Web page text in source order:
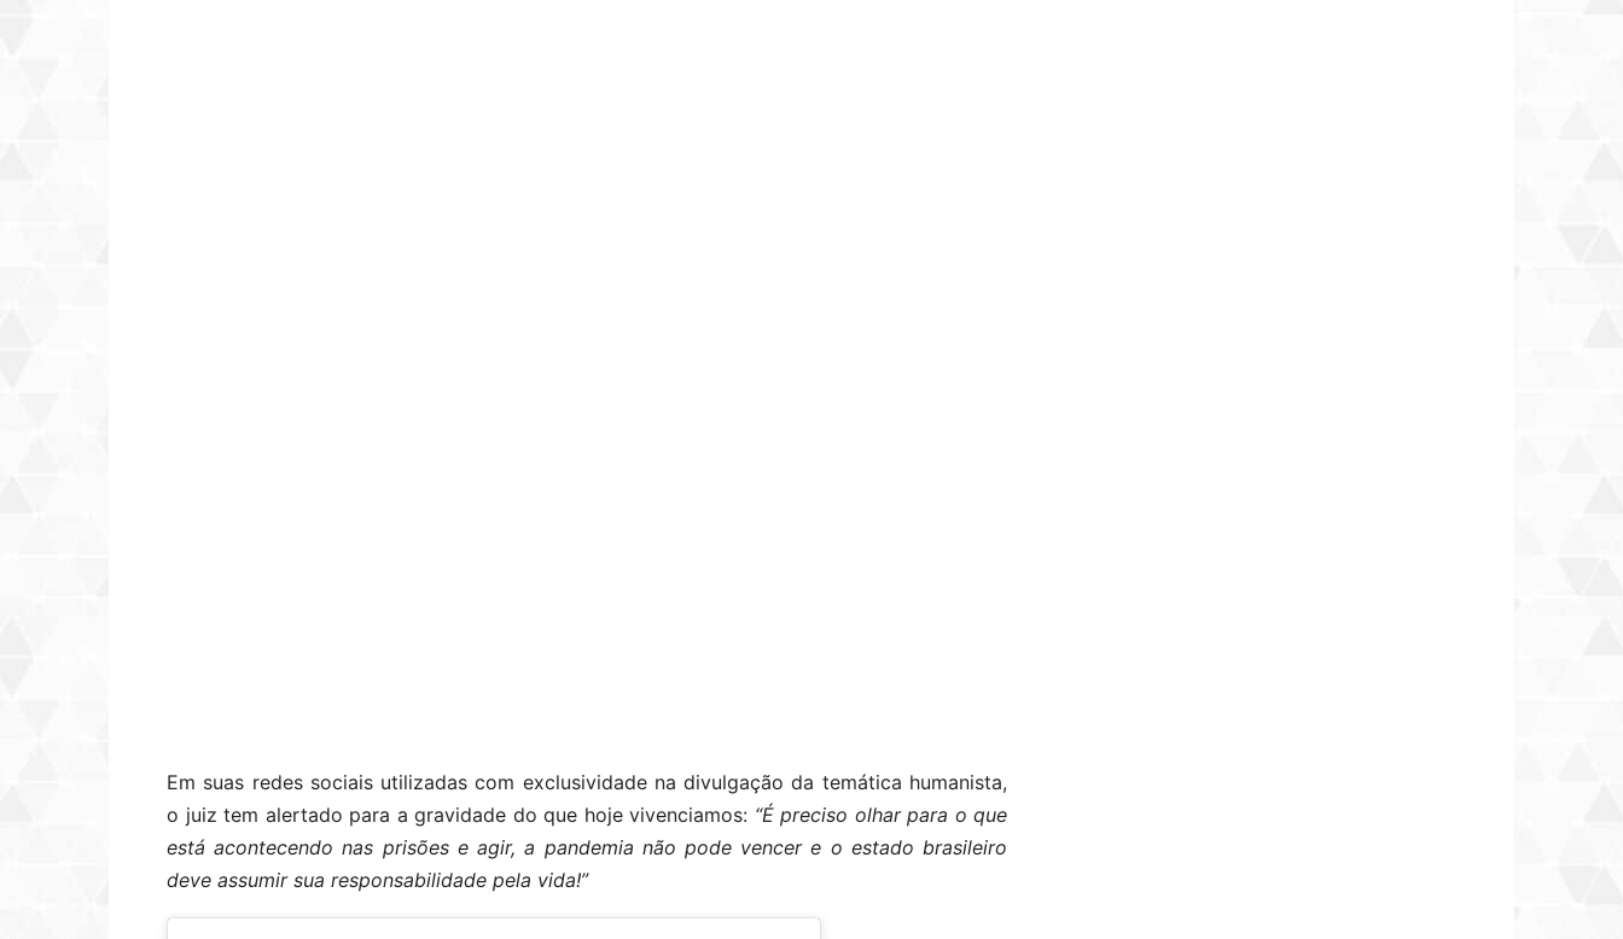
Em suas redes sociais utilizadas com exclusividade na divulgação da temática humanista,
o juiz tem alertado para a gravidade do que hoje vivenciamos: “É preciso olhar para o que
está acontecendo nas prisões e agir, a pandemia não pode vencer e o estado brasileiro
deve assumir sua responsabilidade pela vida!”